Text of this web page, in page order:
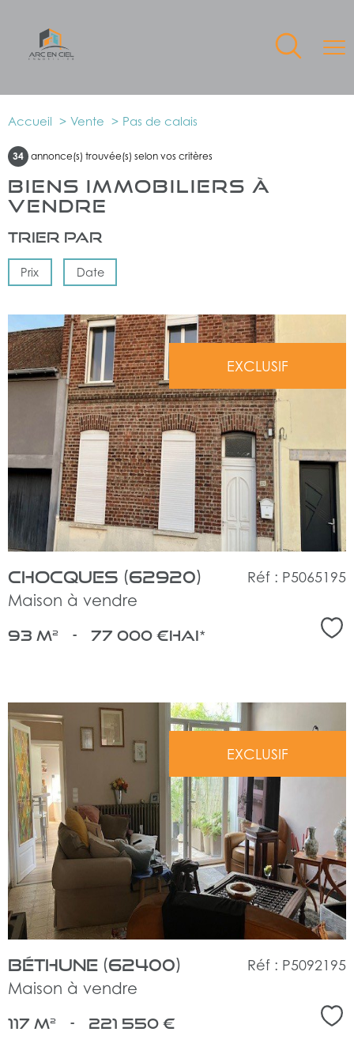
Accueil Vente Pas de calais
34 annonce(s) trouvée(s) selon vos critères
BIENS IMMOBILIERS À
VENDRE
Trier par
Prix Date
EXCLUSIF
voir
le
bien
Chocques (62920)
Maison à vendre
Réf : P5065195
93 m² - 77 000 €HAI*
EXCLUSIF
voir
le
bien
Béthune (62400)
Maison à vendre
Réf : P5092195
117 m² - 221 550 €